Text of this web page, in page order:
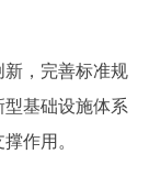
，完善标准规
基础设施体系
作用。